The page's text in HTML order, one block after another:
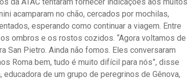
acamparam no chão, cercados por mochilas,
esperando como continuar a viagem. Entre
ombros e os rostos cozidos. “Agora voltamos de
San Pietro. Ainda não fomos. Eles conversaram
Roma bem, tudo é muito difícil para nós”, disse
de um grupo de peregrinos de Gênova,